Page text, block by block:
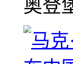
奥登